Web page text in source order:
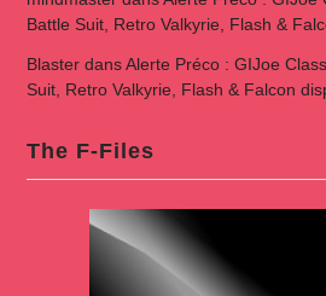
Battle Suit, Retro Valkyrie, Flash &
BlasterdansAlerte Préco : GIJoe
Suit, Retro Valkyrie, Flash & Falcon
The F-Files